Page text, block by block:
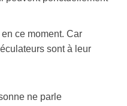
ce moment. Car
sont à leur
ne parle